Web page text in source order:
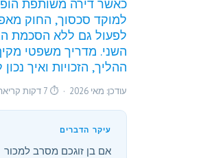
כאשר דירה משותפת
למוקד סכסוך, החוק
לפעול גם ללא הסכמת
השני. מדריך משפטי
ההליך, הזכויות ואיך נכון
עודכן: מאי 2026 · ⏱ 7 דקות קריאה
עיקר הדברים
אם בן זוגכם מסרב למכור